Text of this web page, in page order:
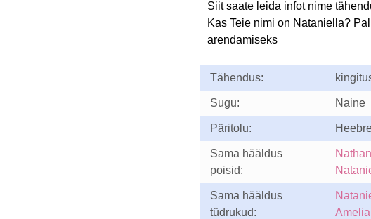
Siit saate leida infot nime
Kas Teie nimi on Nataniella?
arendamiseks
Tähendus:
Sugu: Naine
Päritolu:
Sama hääldus
poisid:
Sama hääldus
tüdrukud:
Amelia